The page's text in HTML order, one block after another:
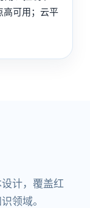
高可用；云平
计，覆盖红
领域。